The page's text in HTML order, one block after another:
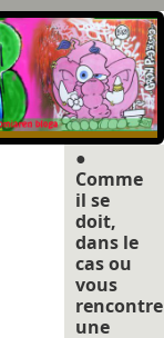
●
Comme
il se
doit,
dans le
cas ou
vous
une